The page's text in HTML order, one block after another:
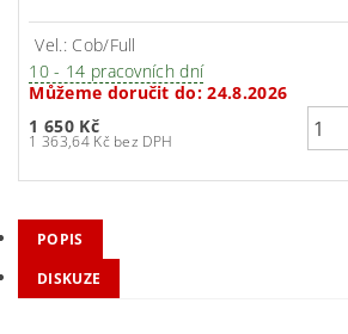
Vel.: Cob/Full
10 - 14 pracovních dní
Můžeme doručit do: 24.8.2026
1 650 Kč
1 363,64 Kč bez DPH
POPIS
DISKUZE